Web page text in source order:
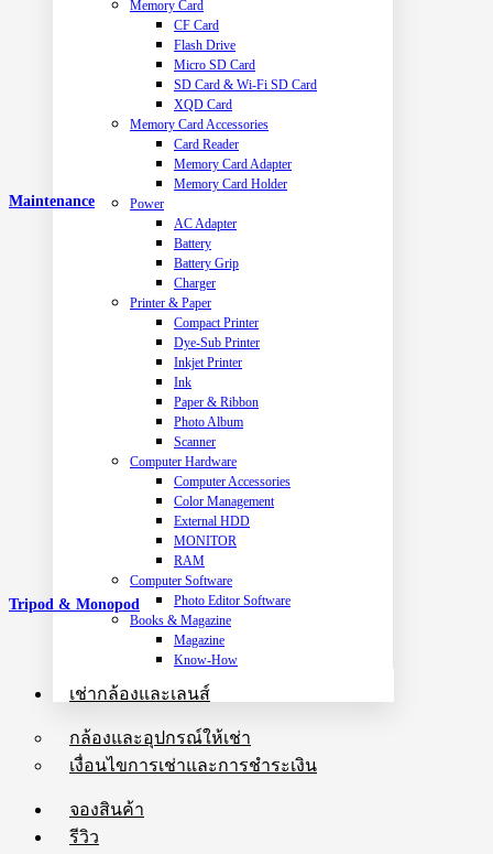
Memory Card
CF Card
Flash Drive
Micro SD Card
SD Card & Wi-Fi SD Card
XQD Card
Memory Card Accessories
Card Reader
Memory Card Adapter
Memory Card Holder
Power
AC Adapter
Battery
Battery Grip
Charger
Printer & Paper
Compact Printer
Dye-Sub Printer
Inkjet Printer
Ink
Paper & Ribbon
Photo Album
Scanner
Computer Hardware
Computer Accessories
Color Management
External HDD
MONITOR
RAM
Computer Software
Photo Editor Software
Books & Magazine
Magazine
Know-How
เช่ากล้องและเลนส์
กล้องและอุปกรณ์ให้เช่า
เงื่อนไขการเช่าและการชำระเงิน
จองสินค้า
รีวิว
Maintenance
Tripod & Monopod